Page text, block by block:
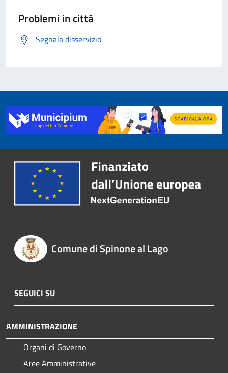
Problemi in città
Segnala disservizio
Comune di Spinone al Lago
SEGUICI SU
AMMINISTRAZIONE
Organi di Governo
Aree Amministrative